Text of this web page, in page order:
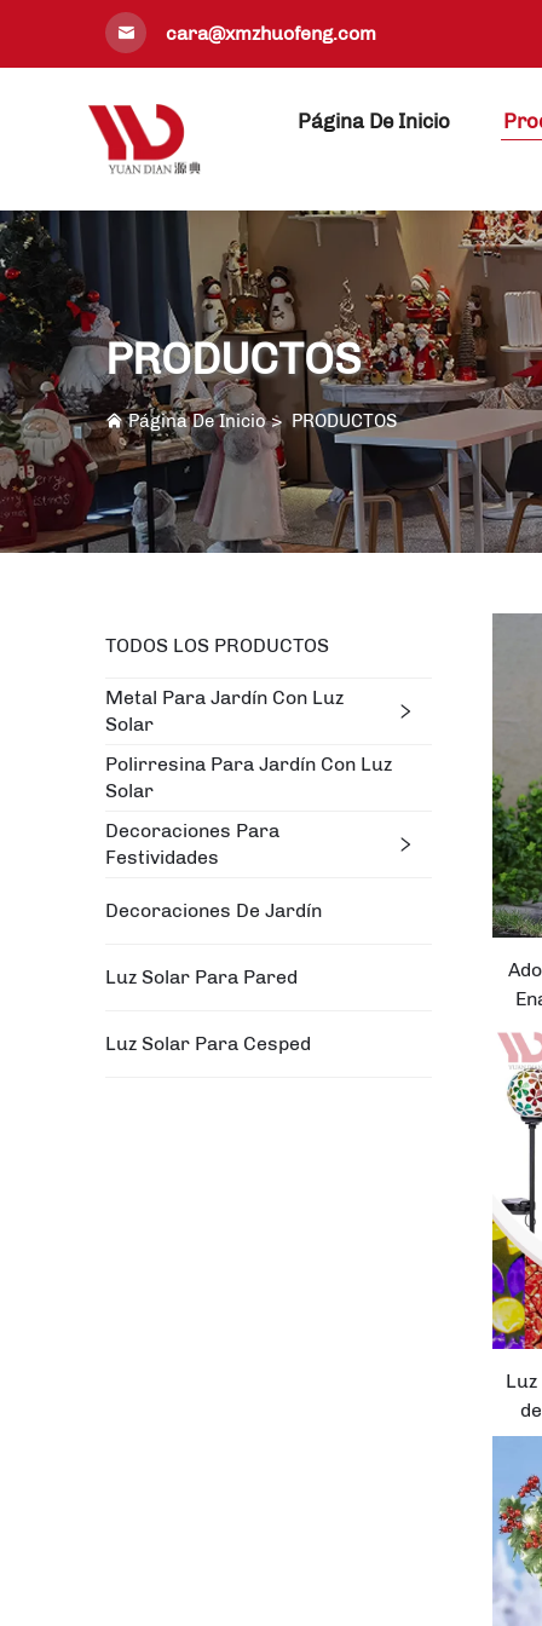
cara@xmzhuofeng.com
Página De Inicio
PRODUCTOS
Página De Inicio>PRODUCTOS
TODOS LOS PRODUCTOS
Metal Para Jardín Con Luz
Solar
Polirresina Para Jardín Con Luz
Solar
Decoraciones Para
Festividades
Decoraciones De Jardín
Luz Solar Para Pared
Luz Solar Para Cesped